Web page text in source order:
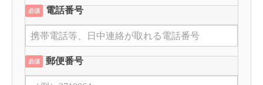
必須 電話番号
必須 郵便番号